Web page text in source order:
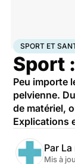
AccueilBien-être
SPORT ET
Sport
Peu importe
pelvienne.
de matériel,
Explications
Par
Mis à